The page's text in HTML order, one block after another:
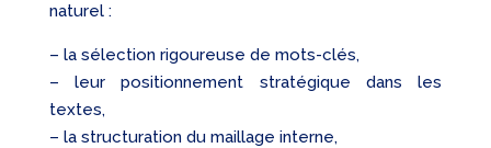
naturel :
– la sélection rigoureuse de mots-clés,
– leur positionnement stratégique dans les
textes,
– la structuration du maillage interne,